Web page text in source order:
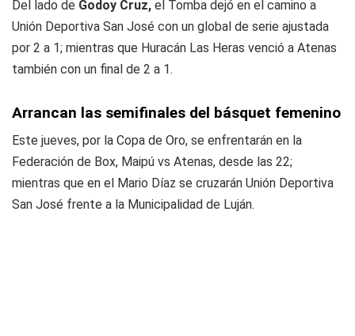
Del lado de Godoy Cruz, el Tomba dejó en el camino a
Unión Deportiva San José con un global de serie ajustada
por 2 a 1; mientras que Huracán Las Heras venció a Atenas
también con un final de 2 a 1.
Arrancan las semifinales del básquet femenino
Este jueves, por la Copa de Oro, se enfrentarán en la
Federación de Box, Maipú vs Atenas, desde las 22;
mientras que en el Mario Díaz se cruzarán Unión Deportiva
San José frente a la Municipalidad de Luján.